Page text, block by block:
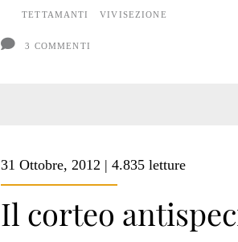
e
animalismo
TETTAMANTI VIVISEZIONE
3 COMMENTI
31 Ottobre, 2012 | 4.835 letture
Il corteo